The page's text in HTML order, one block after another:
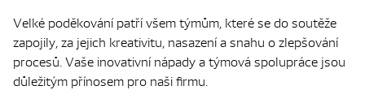
Velké poděkování patří všem týmům, které se do soutěže
zapojily, za jejich kreativitu, nasazení a snahu o zlepšování
procesů. Vaše inovativní nápady a týmová spolupráce jsou
důležitým přínosem pro naši firmu.